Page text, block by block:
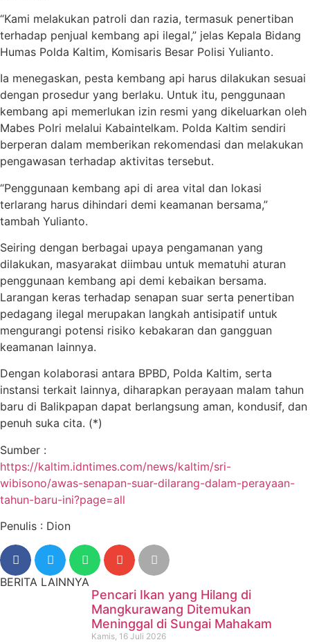
“Kami melakukan patroli dan razia, termasuk penertiban
terhadap penjual kembang api ilegal,” jelas Kepala Bidang
Humas Polda Kaltim, Komisaris Besar Polisi Yulianto.
Ia menegaskan, pesta kembang api harus dilakukan sesuai
dengan prosedur yang berlaku. Untuk itu, penggunaan
kembang api memerlukan izin resmi yang dikeluarkan oleh
Mabes Polri melalui Kabaintelkam. Polda Kaltim sendiri
berperan dalam memberikan rekomendasi dan melakukan
pengawasan terhadap aktivitas tersebut.
“Penggunaan kembang api di area vital dan lokasi
terlarang harus dihindari demi keamanan bersama,”
tambah Yulianto.
Seiring dengan berbagai upaya pengamanan yang
dilakukan, masyarakat diimbau untuk mematuhi aturan
penggunaan kembang api demi kebaikan bersama.
Larangan keras terhadap senapan suar serta penertiban
pedagang ilegal merupakan langkah antisipatif untuk
mengurangi potensi risiko kebakaran dan gangguan
keamanan lainnya.
Dengan kolaborasi antara BPBD, Polda Kaltim, serta
instansi terkait lainnya, diharapkan perayaan malam tahun
baru di Balikpapan dapat berlangsung aman, kondusif, dan
penuh suka cita. (*)
Sumber :
https://kaltim.idntimes.com/news/kaltim/sri-
wibisono/awas-senapan-suar-dilarang-dalam-perayaan-
tahun-baru-ini?page=all
Penulis : Dion
BERITA LAINNYA
Pencari Ikan yang Hilang di
Mangkurawang Ditemukan
Meninggal di Sungai Mahakam
Kamis, 16 Juli 2026